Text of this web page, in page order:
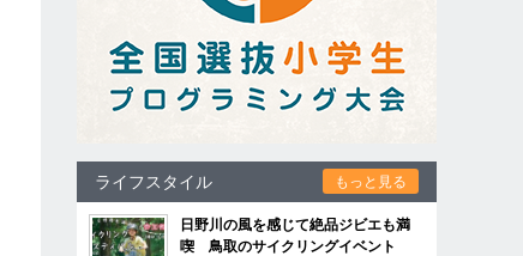
ライフスタイル もっと見る
日野川の風を感じて絶品ジビエも満
喫 鳥取のサイクリングイベント